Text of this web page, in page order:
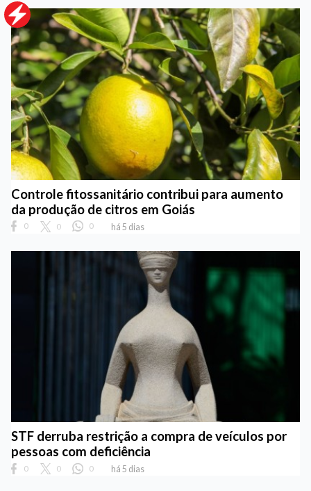
Controle fitossanitário contribui para aumento
da produção de citros em Goiás
0 0 0 há 5 dias
STF derruba restrição a compra de veículos por
pessoas com deficiência
0 0 0 há 5 dias